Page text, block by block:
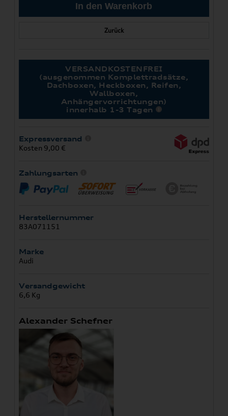
Zurück
VERSANDKOSTENFREI
(ausgenommen Komplettradsätze,
Dachboxen, Heckboxen, Reifen,
Wallboxen,
Anhängervorrichtungen)
innerhalb 1-3 Tagen
Expressversand
Kosten 9,00 €
Zahlungsarten
Herstellernummer
83A071151
Marke
Audi
Versandgewicht
6,6 Kg
Alexander Schefner